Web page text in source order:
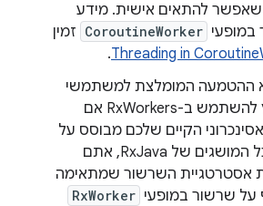
להתאים אישית. מידע
במופעי CoroutineWorker זמין
Threading in
.
ההטמעה המומלצת למשתמשי
RxJava. מומלץ להשתמש ב-RxWorkers אם
הקיים שלכם מבוסס על
RxJava. כמו בכל המושגים של RxJava, אתם
אסטרטגיית השרשור שמתאימה
על שרשור במופעי RxWorker